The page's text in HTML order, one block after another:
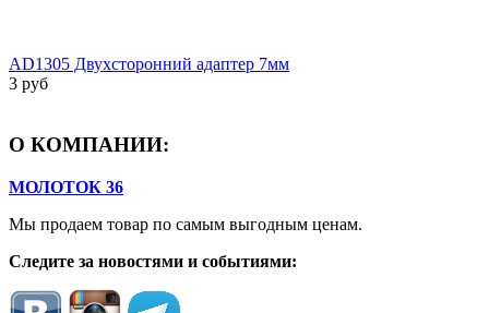
AD1305 Двухсторонний адаптер 7мм
3 руб
О КОМПАНИИ:
МОЛОТОК 36
Мы продаем товар по самым выгодным ценам.
Следите за новостями и событиями: